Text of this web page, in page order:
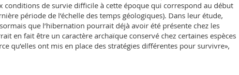
conditions de survie difficile à cette époque qui correspond au début
période de l’échelle des temps géologiques). Dans leur étude,
que l’hibernation pourrait déjà avoir été présente chez les
en fait être un caractère archaïque conservé chez certaines espèces
qu’elles ont mis en place des stratégies différentes pour survivre»,